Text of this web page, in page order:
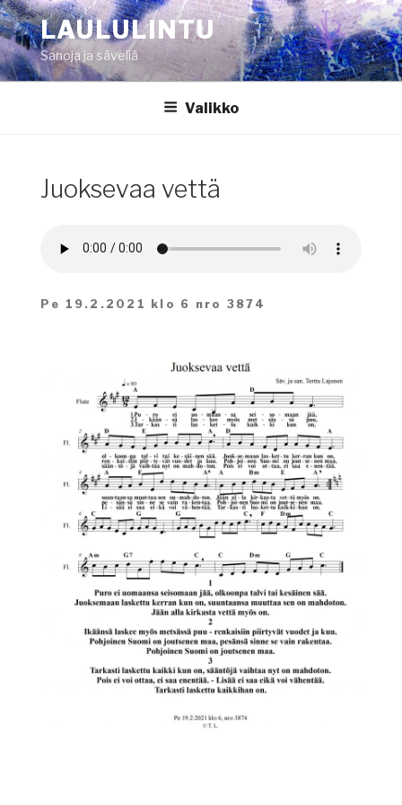
Siirry
sisältöönLAULULINTU
Sanoja ja säveliä
Valikko
Juoksevaa vettä
Pe 19.2.2021 klo 6 nro 3874